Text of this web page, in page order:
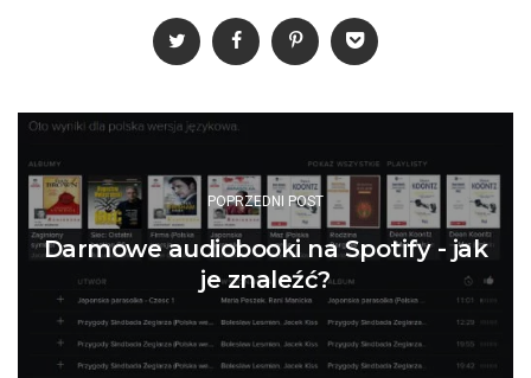
Post
navigation
POPRZEDNI POST
Darmowe audiobooki na Spotify - jak
je znaleźć?